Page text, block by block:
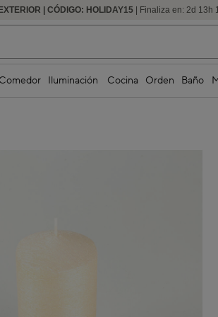
| CÓDIGO: HOLIDAY15 | Finaliza en: 2d 13 h
DE DESCUENTO | SEGUNDAS REBAJAS
Comedor Iluminación Cocina Orden Baño